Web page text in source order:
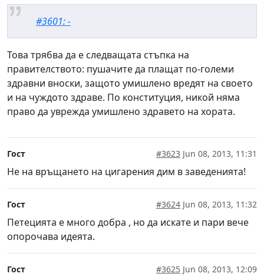
#3601: -
Това трябва да е следващата стъпка на
правителството: пушачите да плащат по-големи
здравни вноски, защото умишлено вредят на своето
и на чуждото здраве. По конституция, никой няма
право да уврежда умишлено здравето на хората.
Гост #3623 Jun 08, 2013, 11:31
Не на връщането на цигарения дим в заведенията!
Гост #3624 Jun 08, 2013, 11:32
Петецията е много добра , но да искате и пари вече
опорочава идеята.
Гост #3625 Jun 08, 2013, 12:09